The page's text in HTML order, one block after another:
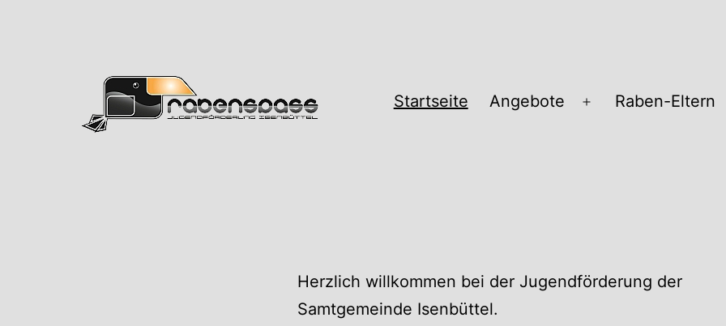
Startseite Angebote
Menü
Raben-Eltern
Herzlich willkommen bei der Jugendförderung der
Samtgemeinde Isenbüttel.